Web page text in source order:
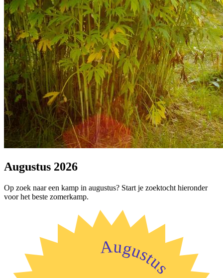
Augustus 2026
Op zoek naar een kamp in augustus? Start je zoektocht hieronder
voor het beste zomerkamp.
Augustus